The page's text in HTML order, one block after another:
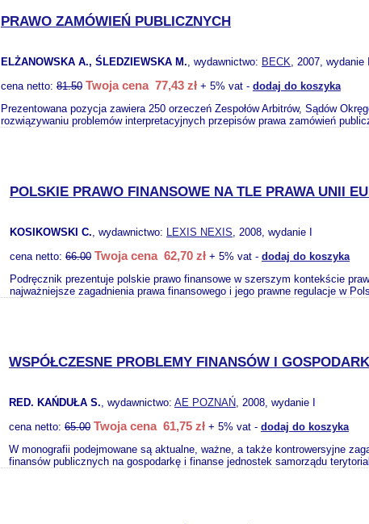
PRAWO ZAMÓWIEŃ PUBLICZNYCH
ELŻANOWSKA A., ŚLEDZIEWSKA M., wydawnictwo: BECK, 2007, wydanie I
cena netto: 81.50 Twoja cena 77,43 zł + 5% vat - dodaj do koszyka
Prezentowana pozycja zawiera 250 orzeczeń Zespołów Arbitrów, Sądów
rozwiązywaniu problemów interpretacyjnych przepisów prawa zamówień
POLSKIE PRAWO FINANSOWE NA TLE PRAWA UNII
KOSIKOWSKI C., wydawnictwo: LEXIS NEXIS, 2008, wydanie I
cena netto: 66.00 Twoja cena 62,70 zł + 5% vat - dodaj do koszyka
Podręcznik prezentuje polskie prawo finansowe w szerszym kontekście
najważniejsze zagadnienia prawa finansowego i jego prawne regulacje w
WSPÓŁCZESNE PROBLEMY FINANSÓW I
RED. KAŃDUŁA S., wydawnictwo: AE POZNAŃ, 2008, wydanie I
cena netto: 65.00 Twoja cena 61,75 zł + 5% vat - dodaj do koszyka
W monografii podejmowane są aktualne, ważne, a także kontrowersyjne
finansów publicznych na gospodarkę i finanse jednostek samorządu